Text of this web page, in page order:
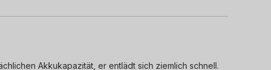
Akkukapazität, er entlädt sich ziemlich schnell.